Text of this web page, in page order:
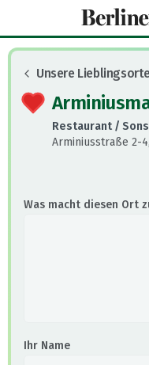
Unsere Lieblingsorte
: Essen und Trinken
Restaurant /
Arminiusstraße 2-
Was macht diesen Ort
Ihr Name